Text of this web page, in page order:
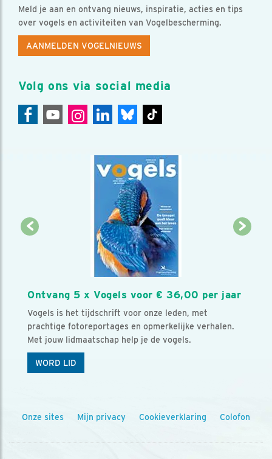
Meld je aan en ontvang nieuws, inspiratie, acties en tips
over vogels en activiteiten van Vogelbescherming.
AANMELDEN VOGELNIEUWS
Volg ons via social media
Ontvang 5 x Vogels voor € 36,00 per jaar
Vogels is het tijdschrift voor onze leden, met
prachtige fotoreportages en opmerkelijke verhalen.
Met jouw lidmaatschap help je de vogels.
WORD LID
Onze sites Mijn privacy Cookieverklaring Colofon